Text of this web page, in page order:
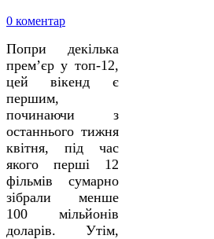
0 коментар
Попри декілька
прем’єр у топ-12,
цей вікенд є
першим,
починаючи з
останнього тижня
квітня, під час
якого перші 12
фільмів сумарно
зібрали менше
100 мільйонів
доларів. Утім,